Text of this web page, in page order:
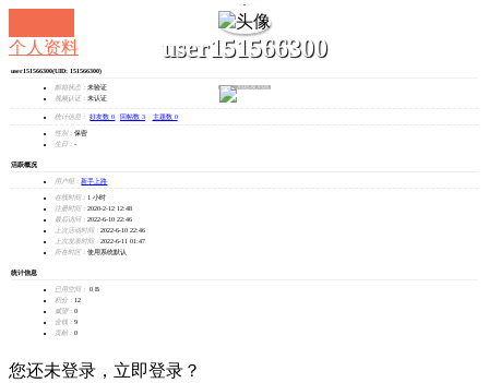
user151566300
发消息
个人资料
user151566300(UID: 151566300)
邮箱状态： 未验证
视频认证： 未认证
统计信息： 好友数 0 回帖数 3 主题数 0
性别： 保密
生日： -
活跃概况
用户组： 新手上路
在线时间： 1 小时
注册时间： 2020-2-12 12:48
最后访问： 2022-6-10 22:46
上次活动时间： 2022-6-10 22:46
上次发表时间： 2022-6-11 01:47
所在时区： 使用系统默认
统计信息
已用空间：
0 B
积分： 12
威望： 0
金钱： 9
贡献： 0
您还未登录，立即登录？